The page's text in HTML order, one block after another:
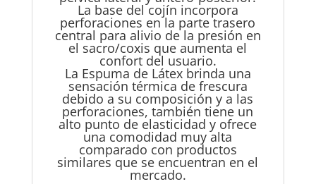
La base del cojín incorpora
perforaciones en la parte trasero
central para alivio de la presión en
el sacro/coxis que aumenta el
confort del usuario.
La Espuma de Látex brinda una
sensación térmica de frescura
debido a su composición y a las
perforaciones, también tiene un
alto punto de elasticidad y ofrece
una comodidad muy alta
comparado con productos
similares que se encuentran en el
mercado.